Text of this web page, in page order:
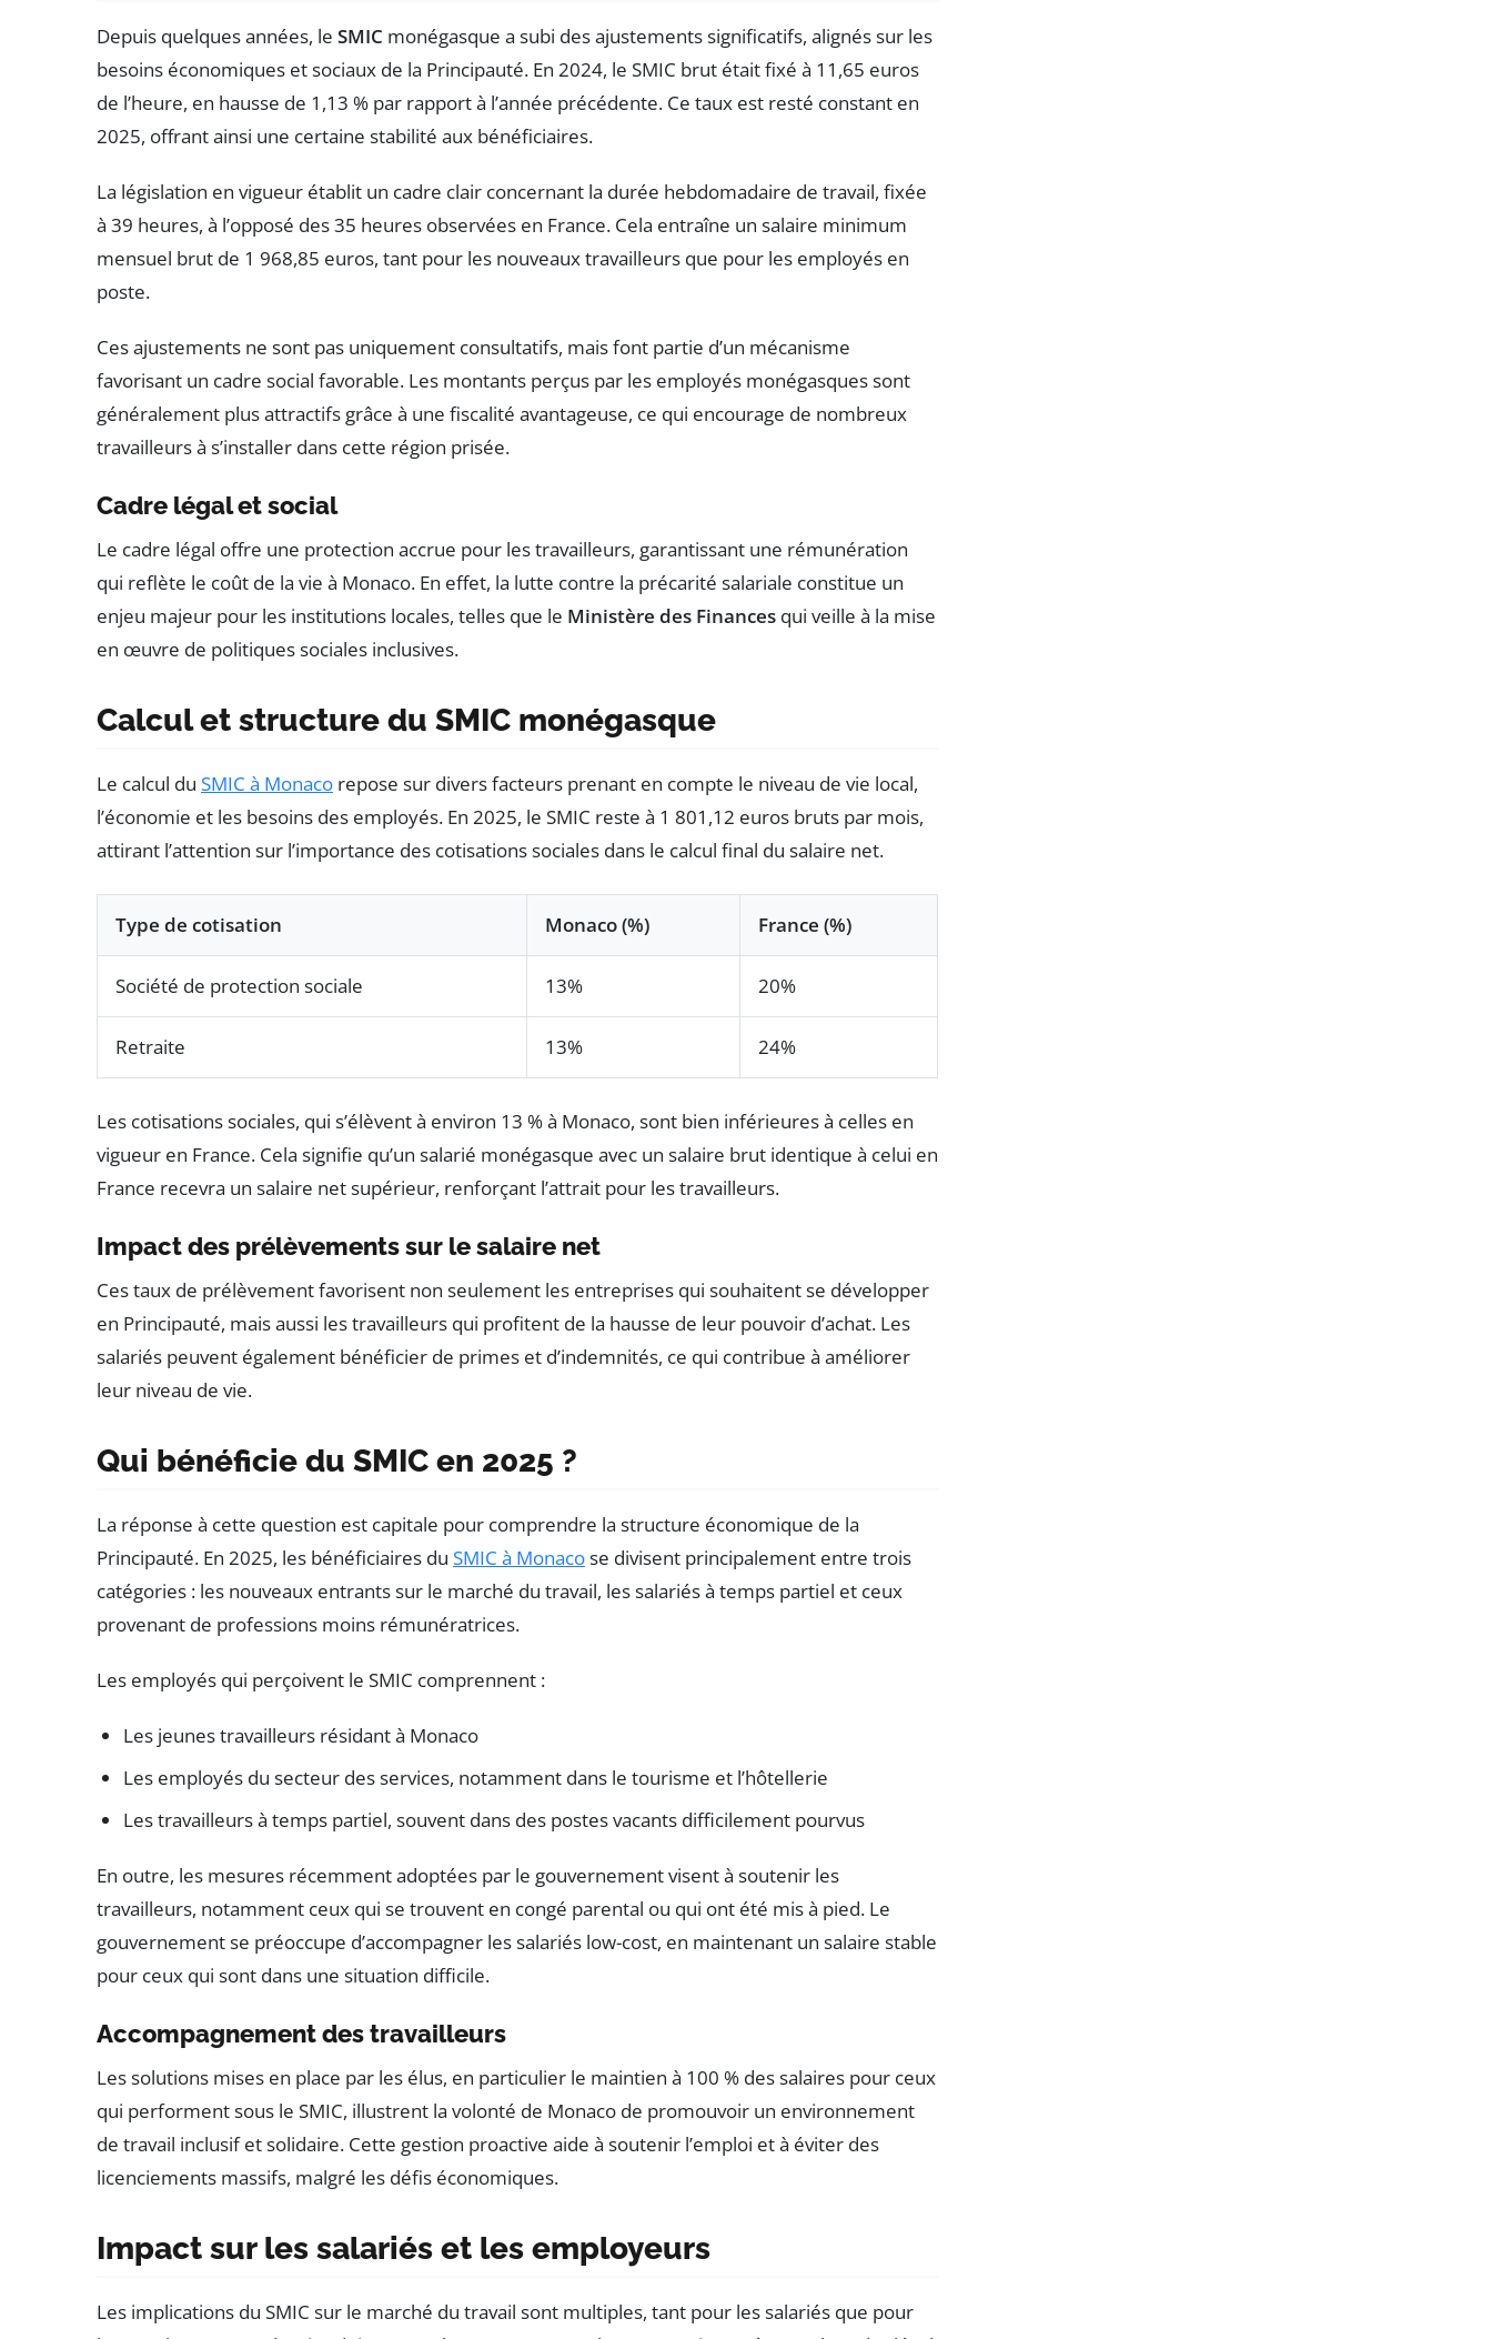
Depuis quelques années, le SMIC monégasque a subi des ajustements significatifs, alignés sur les
besoins économiques et sociaux de la Principauté. En 2024, le SMIC brut était fixé à 11,65 euros
de l’heure, en hausse de 1,13 % par rapport à l’année précédente. Ce taux est resté constant en
2025, offrant ainsi une certaine stabilité aux bénéficiaires.
La législation en vigueur établit un cadre clair concernant la durée hebdomadaire de travail, fixée
à 39 heures, à l’opposé des 35 heures observées en France. Cela entraîne un salaire minimum
mensuel brut de 1 968,85 euros, tant pour les nouveaux travailleurs que pour les employés en
poste.
Ces ajustements ne sont pas uniquement consultatifs, mais font partie d’un mécanisme
favorisant un cadre social favorable. Les montants perçus par les employés monégasques sont
généralement plus attractifs grâce à une fiscalité avantageuse, ce qui encourage de nombreux
travailleurs à s’installer dans cette région prisée.
Cadre légal et social
Le cadre légal offre une protection accrue pour les travailleurs, garantissant une rémunération
qui reflète le coût de la vie à Monaco. En effet, la lutte contre la précarité salariale constitue un
enjeu majeur pour les institutions locales, telles que le Ministère des Finances qui veille à la mise
en œuvre de politiques sociales inclusives.
Calcul et structure du SMIC monégasque
Le calcul du SMIC à Monaco repose sur divers facteurs prenant en compte le niveau de vie local,
l’économie et les besoins des employés. En 2025, le SMIC reste à 1 801,12 euros bruts par mois,
attirant l’attention sur l’importance des cotisations sociales dans le calcul final du salaire net.
Type de cotisation Monaco (%) France (%)
Société de protection sociale 13% 20%
Retraite 13% 24%
Les cotisations sociales, qui s’élèvent à environ 13 % à Monaco, sont bien inférieures à celles en
vigueur en France. Cela signifie qu’un salarié monégasque avec un salaire brut identique à celui en
France recevra un salaire net supérieur, renforçant l’attrait pour les travailleurs.
Impact des prélèvements sur le salaire net
Ces taux de prélèvement favorisent non seulement les entreprises qui souhaitent se développer
en Principauté, mais aussi les travailleurs qui profitent de la hausse de leur pouvoir d’achat. Les
salariés peuvent également bénéficier de primes et d’indemnités, ce qui contribue à améliorer
leur niveau de vie.
Qui bénéficie du SMIC en 2025 ?
La réponse à cette question est capitale pour comprendre la structure économique de la
Principauté. En 2025, les bénéficiaires du SMIC à Monacose divisent principalement entre trois
catégories : les nouveaux entrants sur le marché du travail, les salariés à temps partiel et ceux
provenant de professions moins rémunératrices.
Les employés qui perçoivent le SMIC comprennent :
Les jeunes travailleurs résidant à Monaco
Les employés du secteur des services, notamment dans le tourisme et l’hôtellerie
Les travailleurs à temps partiel, souvent dans des postes vacants difficilement pourvus
En outre, les mesures récemment adoptées par le gouvernement visent à soutenir les
travailleurs, notamment ceux qui se trouvent en congé parental ou qui ont été mis à pied. Le
gouvernement se préoccupe d’accompagner les salariés low-cost, en maintenant un salaire stable
pour ceux qui sont dans une situation difficile.
Accompagnement des travailleurs
Les solutions mises en place par les élus, en particulier le maintien à 100 % des salaires pour ceux
qui performent sous le SMIC, illustrent la volonté de Monaco de promouvoir un environnement
de travail inclusif et solidaire. Cette gestion proactive aide à soutenir l’emploi et à éviter des
licenciements massifs, malgré les défis économiques.
Impact sur les salariés et les employeurs
Les implications du SMIC sur le marché du travail sont multiples, tant pour les salariés que pour